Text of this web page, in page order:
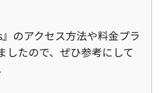
のアクセス方法や料金プラ
したので、ぜひ参考にして